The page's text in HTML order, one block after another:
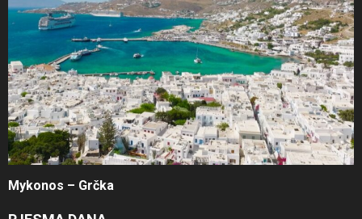
Mykonos – Grčka